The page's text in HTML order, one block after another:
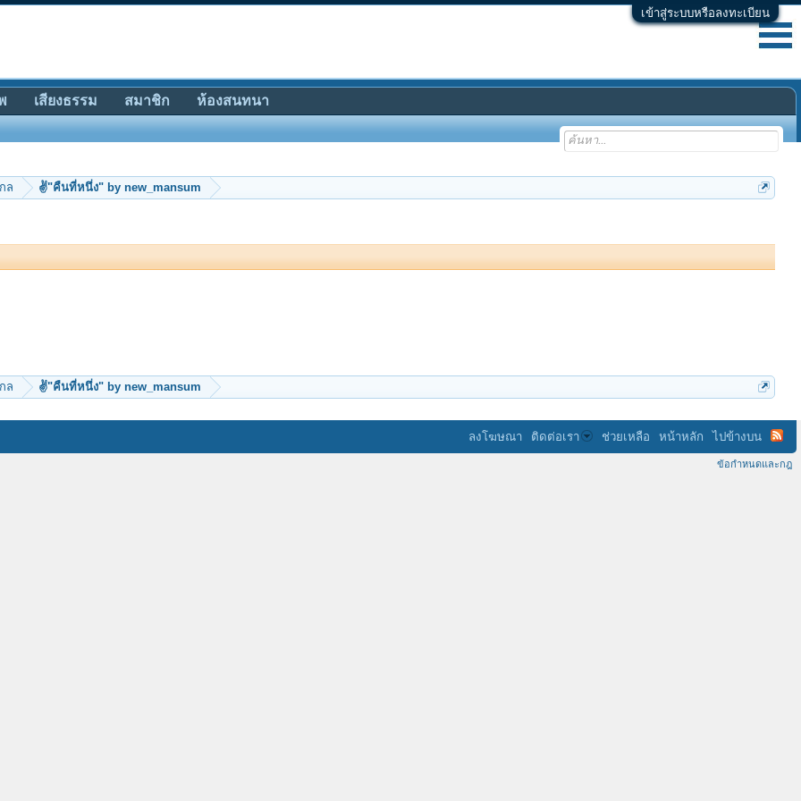
เข้าสู่ระบบหรือลงทะเบียน
ล ✌"คืนที่หนึ่ง" by new_mansum
ล ✌"คืนที่หนึ่ง" by new_mansum
เสียงธรรม สมาชิก ห้องสนทนา
ลงโฆษณา ติดต่อเรา ช่วยเหลือ หน้าหลัก ไปข้างบน
ข้อกำหนดและกฎ